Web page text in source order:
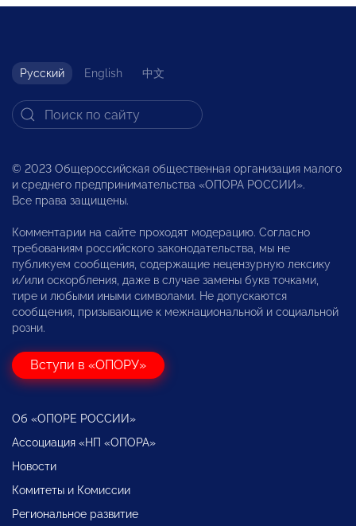
Русский English 中文
© 2023 Общероссийская общественная организация малого
и среднего предпринимательства «ОПОРА РОССИИ».
Все права защищены.
Комментарии на сайте проходят модерацию. Согласно
требованиям российского законодательства, мы не
публикуем сообщения, содержащие нецензурную лексику
и/или оскорбления, даже в случае замены букв точками,
тире и любыми иными символами. Не допускаются
сообщения, призывающие к межнациональной и социальной
розни.
Вступи в «ОПОРУ»
Об «ОПОРЕ РОССИИ»
Ассоциация «НП «ОПОРА»
Новости
Комитеты и Комиссии
Региональное развитие